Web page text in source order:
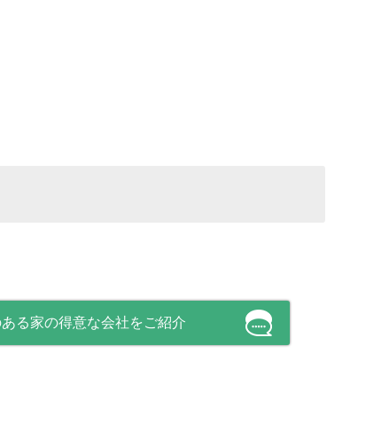
る家の得意な会社をご紹介